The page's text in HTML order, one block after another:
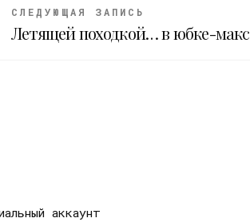
СЛЕДУЮЩАЯ ЗАПИСЬ
Летящей походкой… в юбке-
аккаунт